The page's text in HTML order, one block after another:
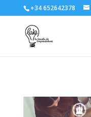
+34 652642378